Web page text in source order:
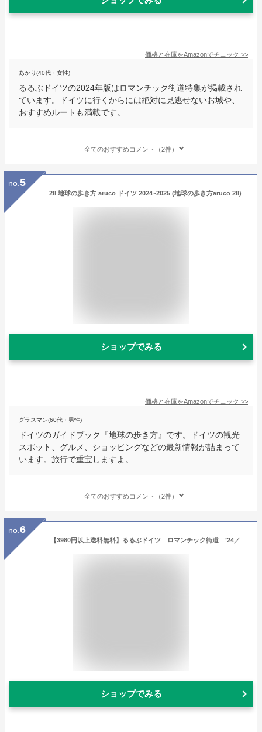
価格と在庫をAmazonでチェック >>
あかり(40代・女性)
るるぶドイツの2024年版はロマンチック街道特集が掲載され
ています。ドイツに行くからには絶対に見逃せないお城や、
おすすめルートも満載です。
全てのおすすめコメント（2件）
no. 5
28 地球の歩き方 aruco ドイツ 2024~2025 (地球の歩き方aruco 28)
ショップでみる
価格と在庫をAmazonでチェック >>
グラスマン(60代・男性)
ドイツのガイドブック『地球の歩き方』です。ドイツの観光
スポット、グルメ、ショッピングなどの最新情報が詰まって
います。旅行で重宝しますよ。
全てのおすすめコメント（2件）
no. 6
【3980円以上送料無料】るるぶドイツ ロマンチック街道 ’24／
ショップでみる